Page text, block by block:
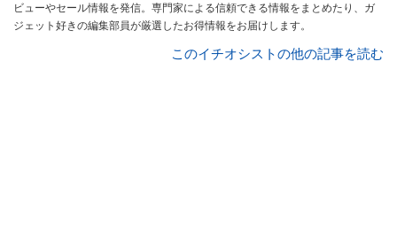
ビューやセール情報を発信。専門家による信頼できる情報をまとめたり、ガ
ジェット好きの編集部員が厳選したお得情報をお届けします。
このイチオシストの他の記事を読む